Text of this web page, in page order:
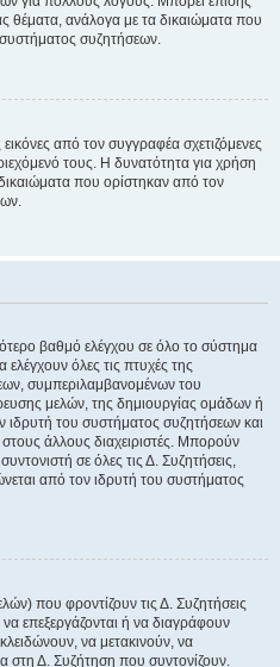
θέματα, ανάλογα με τα δικαιώματα που
συζητήσεων.
εικόνες από τον συγγραφέα σχετιζόμενες
τους. Η δυνατότητα για χρήση
που ορίστηκαν από τον
βαθμό ελέγχου σε όλο το σύστημα
όλες τις πτυχές της
συμπεριλαμβανομένων του
μελών, της δημιουργίας ομάδων ή
ιδρυτή του συστήματος συζητήσεων και
άλλους διαχειριστές. Μπορούν
σε όλες τις Δ. Συζητήσεις,
από τον ιδρυτή του συστήματος
που φροντίζουν τις Δ. Συζητήσεις
επεξεργάζονται ή να διαγράφουν
να μετακινούν, να
στη Δ. Συζήτηση που συντονίζουν.